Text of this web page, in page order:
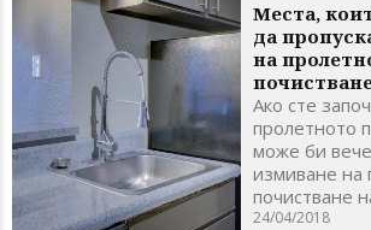
Места,
да
на
Ако сте
пролетното
може би
измиване на
почистване
24/04/2018